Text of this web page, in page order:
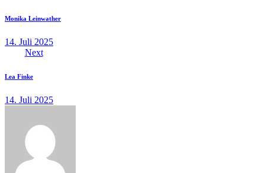
Monika Leinwather
14. Juli 2025
Next
Lea Finke
14. Juli 2025